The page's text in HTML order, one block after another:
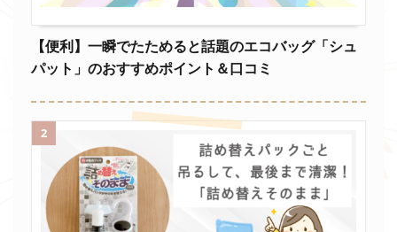
【便利】一瞬でたためると話題のエコバッグ「シュ
パット」のおすすめポイント＆口コミ
2